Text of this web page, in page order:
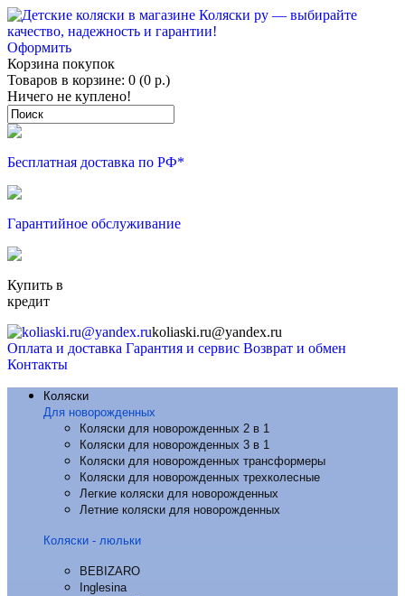
Оформить
Корзина покупок
Товаров в корзине: 0 (0 р.)
Ничего не куплено!
Бесплатная доставка по РФ*
Гарантийное обслуживание
Купить в
кредит
koliaski.ru@yandex.ru
Оплата и доставка Гарантия и сервис Возврат и обмен
Контакты
Коляски
Для новорожденных
Коляски для новорожденных 2 в 1
Коляски для новорожденных 3 в 1
Коляски для новорожденных трансформеры
Коляски для новорожденных трехколесные
Легкие коляски для новорожденных
Летние коляски для новорожденных
Коляски - люльки
BEBIZARO
Inglesina